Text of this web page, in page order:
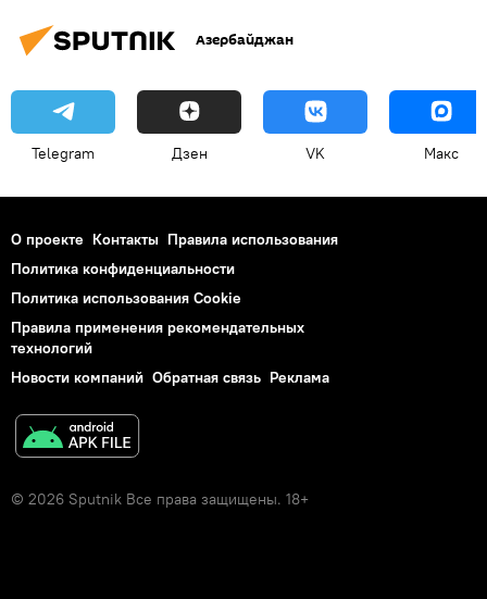
Азербайджан
Telegram Дзен VK Макс
О проекте Контакты Правила использования
Политика конфиденциальности
Политика использования Cookie
Правила применения рекомендательных
технологий
Новости компаний Обратная связь Реклама
© 2026 Sputnik Все права защищены. 18+